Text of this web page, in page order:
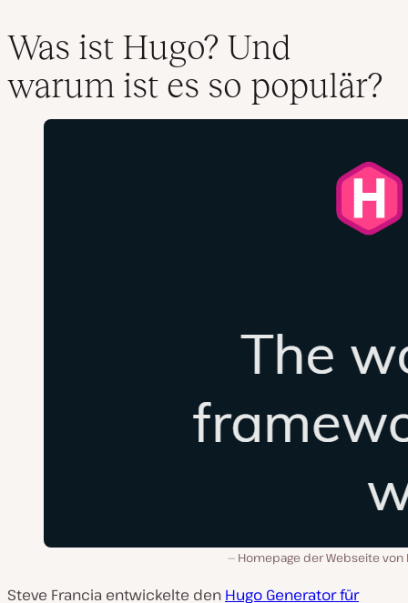
Was ist Hugo? Und
warum ist es so populär?
Homepage der Webseite von
Steve Francia entwickelte den Hugo Generator für